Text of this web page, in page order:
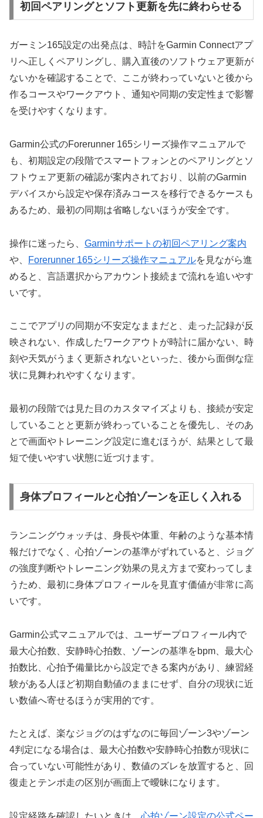
初回ペアリングとソフト更新を先に終わらせる
ガーミン165設定の出発点は、時計をGarmin Connectアプ
リへ正しくペアリングし、購入直後のソフトウェア更新が
ないかを確認することで、ここが終わっていないと後から
作るコースやワークアウト、通知や同期の安定性まで影響
を受けやすくなります。
Garmin公式のForerunner 165シリーズ操作マニュアルで
も、初期設定の段階でスマートフォンとのペアリングとソ
フトウェア更新の確認が案内されており、以前のGarmin
デバイスから設定や保存済みコースを移行できるケースも
あるため、最初の同期は省略しないほうが安全です。
操作に迷ったら、 Garminサポートの初回ペアリング案内
や、
Forerunner 165シリーズ操作マニュアルを見ながら進
めると、言語選択からアカウント接続まで流れを追いやす
いです。
ここでアプリの同期が不安定なままだと、走った記録が反
映されない、作成したワークアウトが時計に届かない、時
刻や天気がうまく更新されないといった、後から面倒な症
状に見舞われやすくなります。
最初の段階では見た目のカスタマイズよりも、接続が安定
していることと更新が終わっていることを優先し、そのあ
とで画面やトレーニング設定に進むほうが、結果として最
短で使いやすい状態に近づけます。
身体プロフィールと心拍ゾーンを正しく入れる
ランニングウォッチは、身長や体重、年齢のような基本情
報だけでなく、心拍ゾーンの基準がずれていると、ジョグ
の強度判断やトレーニング効果の見え方まで変わってしま
うため、最初に身体プロフィールを見直す価値が非常に高
いです。
Garmin公式マニュアルでは、ユーザープロフィール内で
最大心拍数、安静時心拍数、ゾーンの基準をbpm、最大心
拍数比、心拍予備量比から設定できる案内があり、練習経
験がある人ほど初期自動値のままにせず、自分の現状に近
い数値へ寄せるほうが実用的です。
たとえば、楽なジョグのはずなのに毎回ゾーン3やゾーン
4判定になる場合は、最大心拍数や安静時心拍数が現状に
合っていない可能性があり、数値のズレを放置すると、回
復走とテンポ走の区別が画面上で曖昧になります。